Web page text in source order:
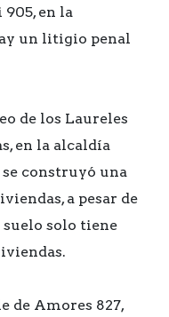
905, en la
un litigio penal
de los Laureles
en la alcaldía
construyó una
a pesar de
solo tiene
de Amores 827,